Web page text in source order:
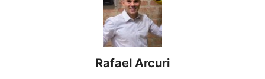
Rafael Arcuri